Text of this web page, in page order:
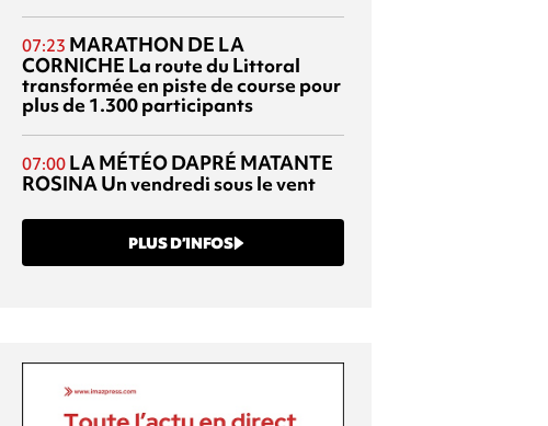
07:23 MARATHON DE LA
CORNICHE La route du Littoral
transformée en piste de course pour
plus de 1.300 participants
07:00 LA MÉTÉO DAPRÉ MATANTE
ROSINAUn vendredi sous le vent
PLUS D’INFOS